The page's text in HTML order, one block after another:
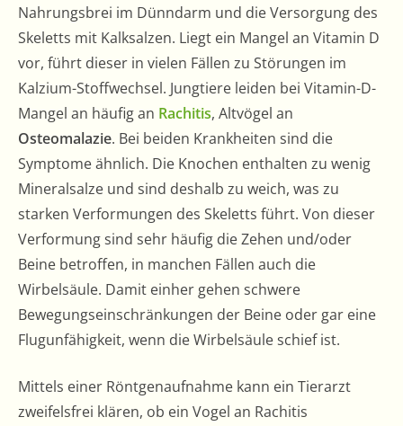
Nahrungsbrei im Dünndarm und die Versorgung des
Skeletts mit Kalksalzen. Liegt ein Mangel an Vitamin D
vor, führt dieser in vielen Fällen zu Störungen im
Kalzium-Stoffwechsel. Jungtiere leiden bei Vitamin-D-
Mangel an häufig an Rachitis, Altvögel an
Osteomalazie. Bei beiden Krankheiten sind die
Symptome ähnlich. Die Knochen enthalten zu wenig
Mineralsalze und sind deshalb zu weich, was zu
starken Verformungen des Skeletts führt. Von dieser
Verformung sind sehr häufig die Zehen und/oder
Beine betroffen, in manchen Fällen auch die
Wirbelsäule. Damit einher gehen schwere
Bewegungseinschränkungen der Beine oder gar eine
Flugunfähigkeit, wenn die Wirbelsäule schief ist.
Mittels einer Röntgenaufnahme kann ein Tierarzt
zweifelsfrei klären, ob ein Vogel an Rachitis